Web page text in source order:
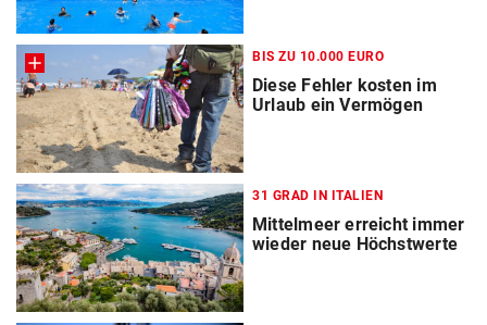
BIS ZU 10.000 EURO
Diese Fehler kosten im
Urlaub ein Vermögen
31 GRAD IN ITALIEN
Mittelmeer erreicht immer
wieder neue Höchstwerte